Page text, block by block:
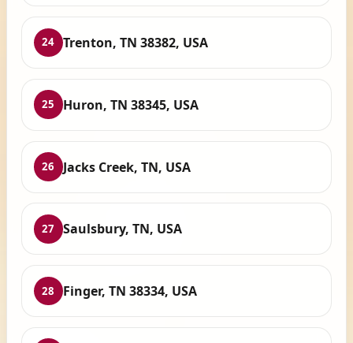
24 Trenton, TN 38382, USA
25 Huron, TN 38345, USA
26 Jacks Creek, TN, USA
27 Saulsbury, TN, USA
28 Finger, TN 38334, USA